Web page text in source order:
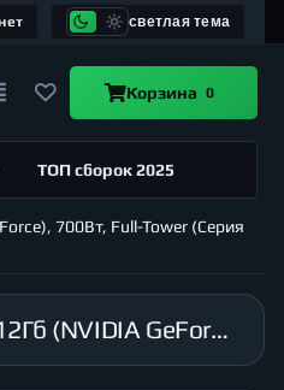
светлая тема
Корзина 0
ТОП сборок 2025
700Вт, Full-Tower (Серия
Компьютер GANSOR-828447 Intel i9-14900K 3.2 ГГц, Z790, 128Гб DDR5 6000 МГц, SSD M.2 1Тб, HDD 3Тб, RTX 4070 12Гб (NVIDIA GeForce), 700Вт, Full-Tower (Серия ADVANCED)